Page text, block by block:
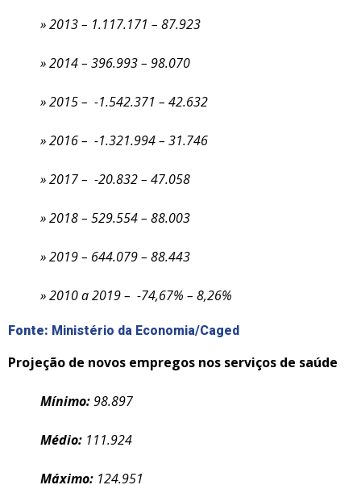
» 2013 – 1.117.171 – 87.923
» 2014 – 396.993 – 98.070
» 2015 – -1.542.371 – 42.632
» 2016 – -1.321.994 – 31.746
» 2017 – -20.832 – 47.058
» 2018 – 529.554 – 88.003
» 2019 – 644.079 – 88.443
» 2010 a 2019 – -74,67% – 8,26%
Fonte: Ministério da Economia/Caged
Projeção de novos empregos nos serviços de saúde
Mínimo:98.897
Médio: 111.924
Máximo: 124.951